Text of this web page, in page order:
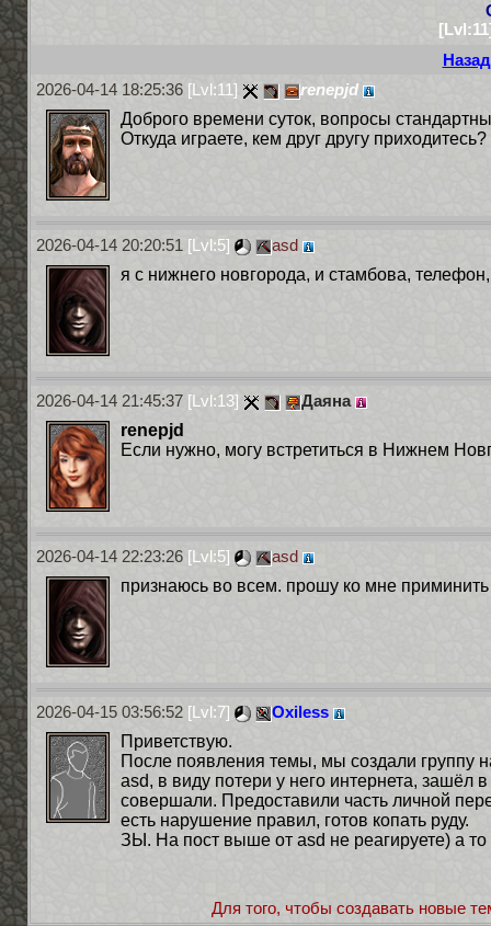
Назад
2026-04-14 18:25:36[Lvl:11]
renepjd
Доброго времени суток, вопросы
Откуда играете, кем друг другу приходитесь?
2026-04-14 20:20:51 [Lvl:5]
asd
я с нижнего новгорода, и стамбова,
2026-04-14 21:45:37[Lvl:13]
Даяна
renepjd
Если нужно, могу встретиться в Нижнем
2026-04-14 22:23:26[Lvl:5]
asd
признаюсь во всем. прошу ко мне
2026-04-15 03:56:52[Lvl:7]
Oxiless
Приветствую.
После появления темы, мы создали группу
asd, в виду потери у него интернета, зашёл
совершали. Предоставили часть личной
есть нарушение правил, готов копать руду.
ЗЫ. На пост выше от asd не реагируете) а
Для того, чтобы создавать новые